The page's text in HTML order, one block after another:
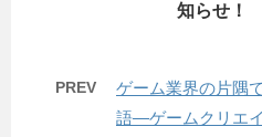
知らせ！
PREV
ゲーム業界の片隅
語―ゲームクリエ